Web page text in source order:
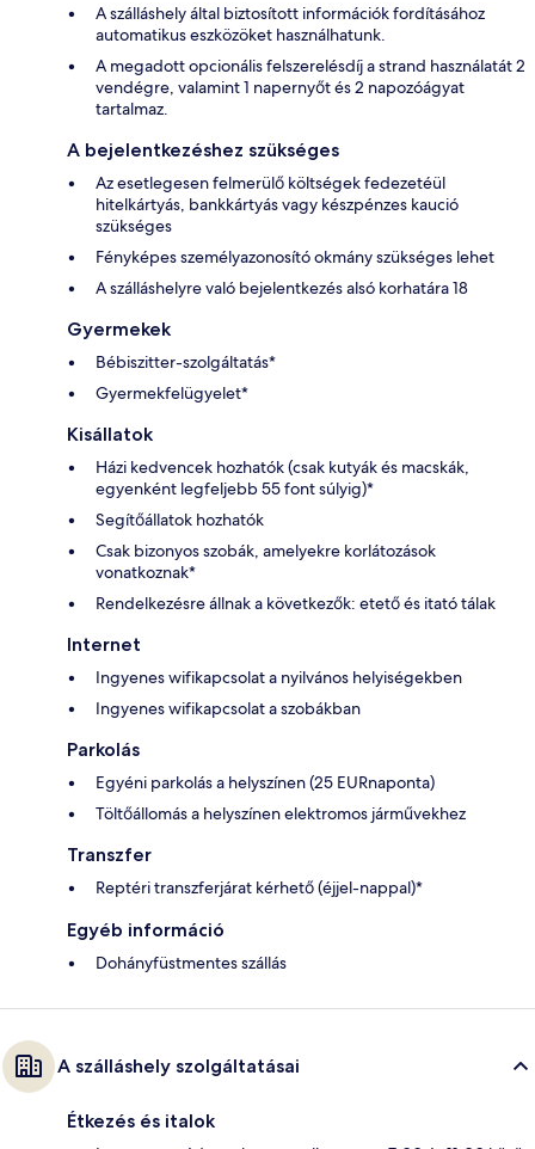
A szálláshely által biztosított információk fordításához
automatikus eszközöket használhatunk.
A megadott opcionális felszerelésdíj a strand használatát 2
vendégre, valamint 1 napernyőt és 2 napozóágyat
tartalmaz.
A bejelentkezéshez szükséges
Az esetlegesen felmerülő költségek fedezetéül
hitelkártyás, bankkártyás vagy készpénzes kaució
szükséges
Fényképes személyazonosító okmány szükséges lehet
A szálláshelyre való bejelentkezés alsó korhatára 18
Gyermekek
Bébiszitter-szolgáltatás*
Gyermekfelügyelet*
Kisállatok
Házi kedvencek hozhatók (csak kutyák és macskák,
egyenként legfeljebb 55 font súlyig)*
Segítőállatok hozhatók
Csak bizonyos szobák, amelyekre korlátozások
vonatkoznak*
Rendelkezésre állnak a következők: etető és itató tálak
Internet
Ingyenes wifikapcsolat a nyilvános helyiségekben
Ingyenes wifikapcsolat a szobákban
Parkolás
Egyéni parkolás a helyszínen (25 EURnaponta)
Töltőállomás a helyszínen elektromos járművekhez
Transzfer
Reptéri transzferjárat kérhető (éjjel-nappal)*
Egyéb információ
Dohányfüstmentes szállás
A szálláshely szolgáltatásai
Étkezés és italok